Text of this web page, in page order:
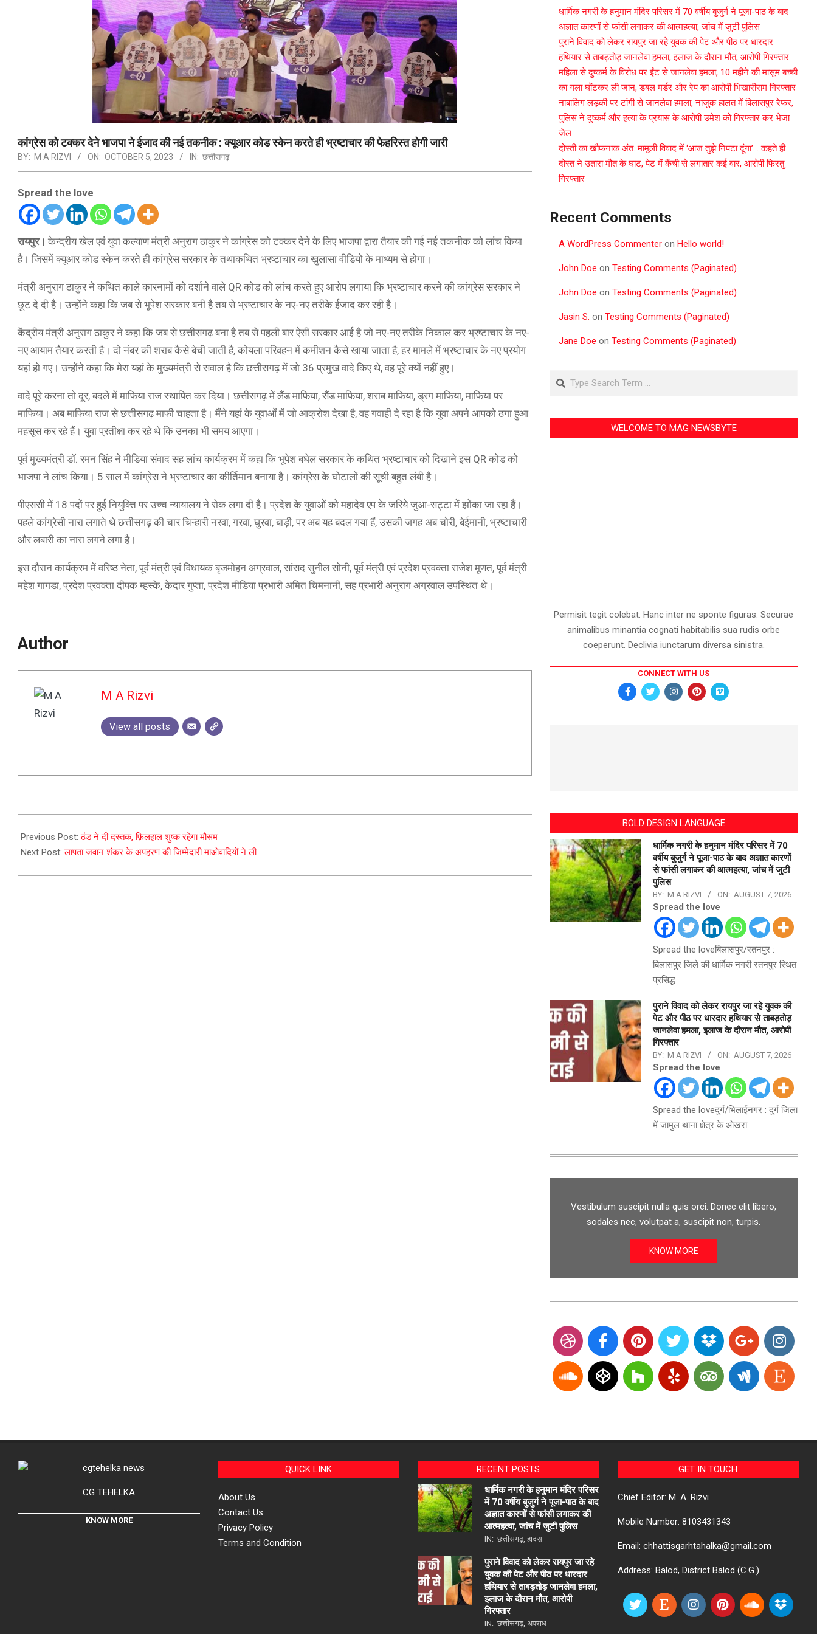
कांग्रेस को टक्कर देने भाजपा ने ईजाद की नई तकनीक : क्यूआर कोड स्केन करते ही भ्रष्टाचार की फेहरिस्त होगी जारी
BY: M A RIZVI ON: OCTOBER 5, 2023 IN: छत्तीसगढ़
Spread the love
रायपुर। केन्द्रीय खेल एवं युवा कल्याण मंत्री अनुराग ठाकुर ने कांग्रेस को टक्कर देने के लिए भाजपा द्वारा तैयार की गई नई तकनीक को लांच किया
है। जिसमें क्यूआर कोड स्केन करते ही कांग्रेस सरकार के तथाकथित भ्रष्टाचार का खुलासा वीडियो के माध्यम से होगा।
मंत्री अनुराग ठाकुर ने कथित काले कारनामों को दर्शाने वाले QR कोड को लांच करते हुए आरोप लगाया कि भ्रष्टाचार करने की कांग्रेस सरकार ने
छूट दे दी है। उन्होंने कहा कि जब से भूपेश सरकार बनी है तब से भ्रष्टाचार के नए-नए तरीके ईजाद कर रही है।
केंद्रीय मंत्री अनुराग ठाकुर ने कहा कि जब से छत्तीसगढ़ बना है तब से पहली बार ऐसी सरकार आई है जो नए-नए तरीके निकाल कर भ्रष्टाचार के नए-
नए आयाम तैयार करती है। दो नंबर की शराब कैसे बेची जाती है, कोयला परिवहन में कमीशन कैसे खाया जाता है, हर मामले में भ्रष्टाचार के नए प्रयोग
यहां हो गए। उन्होंने कहा कि मेरा यहां के मुख्यमंत्री से सवाल है कि छत्तीसगढ़ में जो 36 प्रमुख वादे किए थे, वह पूरे क्यों नहीं हुए।
वादे पूरे करना तो दूर, बदले में माफिया राज स्थापित कर दिया। छत्तीसगढ़ में लैंड माफिया, सैंड माफिया, शराब माफिया, ड्रग माफिया, माफिया पर
माफिया। अब माफिया राज से छत्तीसगढ़ माफी चाहता है। मैंने यहां के युवाओं में जो आक्रोश देखा है, वह गवाही दे रहा है कि युवा अपने आपको ठगा हुआ
महसूस कर रहे हैं। युवा प्रतीक्षा कर रहे थे कि उनका भी समय आएगा।
पूर्व मुख्यमंत्री डॉ. रमन सिंह ने मीडिया संवाद सह लांच कार्यक्रम में कहा कि भूपेश बघेल सरकार के कथित भ्रष्टाचार को दिखाने इस QR कोड को
भाजपा ने लांच किया। 5 साल में कांग्रेस ने भ्रष्टाचार का कीर्तिमान बनाया है। कांग्रेस के घोटालों की सूची बहुत लंबी है।
पीएससी में 18 पदों पर हुई नियुक्ति पर उच्च न्यायालय ने रोक लगा दी है। प्रदेश के युवाओं को महादेव एप के जरिये जुआ-सट्टा में झोंका जा रहा हैं।
पहले कांग्रेसी नारा लगाते थे छत्तीसगढ़ की चार चिन्हारी नरवा, गरवा, घुरवा, बाड़ी, पर अब यह बदल गया हैं, उसकी जगह अब चोरी, बेईमानी, भ्रष्टाचारी
और लबारी का नारा लगने लगा है।
इस दौरान कार्यक्रम में वरिष्ठ नेता, पूर्व मंत्री एवं विधायक बृजमोहन अग्रवाल, सांसद सुनील सोनी, पूर्व मंत्री एवं प्रदेश प्रवक्ता राजेश मूणत, पूर्व मंत्री
महेश गागडा, प्रदेश प्रवक्ता दीपक म्हस्के, केदार गुप्ता, प्रदेश मीडिया प्रभारी अमित चिमनानी, सह प्रभारी अनुराग अग्रवाल उपस्थित थे।
Author
M A Rizvi
View all posts
10-
05
Previous Post:ठंड ने दी दस्तक, फ़िलहाल शुष्क रहेगा मौसम
Next Post:लापता जवान शंकर के अपहरण की जिम्मेदारी माओवादियों ने ली
धार्मिक नगरी के हनुमान मंदिर परिसर में 70 वर्षीय बुजुर्ग ने पूजा-पाठ के बाद
अज्ञात कारणों से फांसी लगाकर की आत्महत्या, जांच में जुटी पुलिस
पुराने विवाद को लेकर रायपुर जा रहे युवक की पेट और पीठ पर धारदार
हथियार से ताबड़तोड़ जानलेवा हमला, इलाज के दौरान मौत, आरोपी गिरफ्तार
महिला से दुष्कर्म के विरोध पर ईंट से जानलेवा हमला, 10 महीने की मासूम बच्ची
का गला घोंटकर ली जान, डबल मर्डर और रेप का आरोपी भिखारीराम गिरफ्तार
नाबालिग लड़की पर टांगी से जानलेवा हमला, नाजुक हालत में बिलासपुर रेफर,
पुलिस ने दुष्कर्म और हत्या के प्रयास के आरोपी उमेश को गिरफ्तार कर भेजा
जेल
दोस्ती का खौफनाक अंत: मामूली विवाद में ‘आज तुझे निपटा दूंगा’… कहते ही
दोस्त ने उतारा मौत के घाट, पेट में कैंची से लगातार कई वार, आरोपी फिरतु
गिरफ्तार
Recent Comments
A WordPress Commenter on Hello world!
John Doe on Testing Comments (Paginated)
John Doe on Testing Comments (Paginated)
Jasin S. on Testing Comments (Paginated)
Jane Doe on Testing Comments (Paginated)
Search
WELCOME TO MAG NEWSBYTE
Permisit tegit colebat. Hanc inter ne sponte figuras. Securae
animalibus minantia cognati habitabilis sua rudis orbe
coeperunt. Declivia iunctarum diversa sinistra.
CONNECT WITH US
BOLD DESIGN LANGUAGE
धार्मिक नगरी के हनुमान मंदिर परिसर में 70
वर्षीय बुजुर्ग ने पूजा-पाठ के बाद अज्ञात कारणों
से फांसी लगाकर की आत्महत्या, जांच में जुटी
पुलिस
BY: M A RIZVI ON: AUGUST 7, 2026
Spread the love
Spread the loveबिलासपुर/रतनपुर :
बिलासपुर जिले की धार्मिक नगरी रतनपुर स्थित
प्रसिद्ध
पुराने विवाद को लेकर रायपुर जा रहे युवक की
पेट और पीठ पर धारदार हथियार से ताबड़तोड़
जानलेवा हमला, इलाज के दौरान मौत, आरोपी
गिरफ्तार
BY: M A RIZVI ON: AUGUST 7, 2026
Spread the love
Spread the loveदुर्ग/भिलाईनगर : दुर्ग जिला
में जामुल थाना क्षेत्र के ओखरा
Vestibulum suscipit nulla quis orci. Donec elit libero,
sodales nec, volutpat a, suscipit non, turpis.
KNOW MORE
CG TEHELKA
KNOW MORE
QUICK LINK
About Us
Contact Us
Privacy Policy
Terms and Condition
RECENT POSTS
धार्मिक नगरी के हनुमान मंदिर परिसर
में 70 वर्षीय बुजुर्ग ने पूजा-पाठ के बाद
अज्ञात कारणों से फांसी लगाकर की
आत्महत्या, जांच में जुटी पुलिस
IN: छत्तीसगढ़ हादसा
पुराने विवाद को लेकर रायपुर जा रहे
युवक की पेट और पीठ पर धारदार
हथियार से ताबड़तोड़ जानलेवा हमला,
इलाज के दौरान मौत, आरोपी
गिरफ्तार
IN: छत्तीसगढ़ अपराध
GET IN TOUCH
Chief Editor: M. A. Rizvi
Mobile Number: 8103431343
Email: chhattisgarhtahalka@gmail.com
Address: Balod, District Balod (C.G.)